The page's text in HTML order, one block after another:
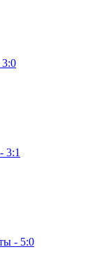
3:1
- 5:0